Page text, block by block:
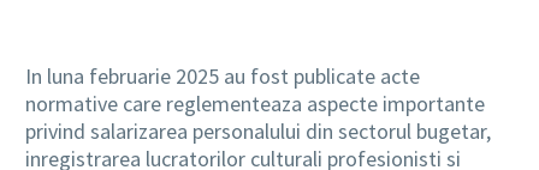
In luna februarie 2025 au fost publicate acte
normative care reglementeaza aspecte importante
privind salarizarea personalului din sectorul bugetar,
inregistrarea lucratorilor culturali profesionisti si